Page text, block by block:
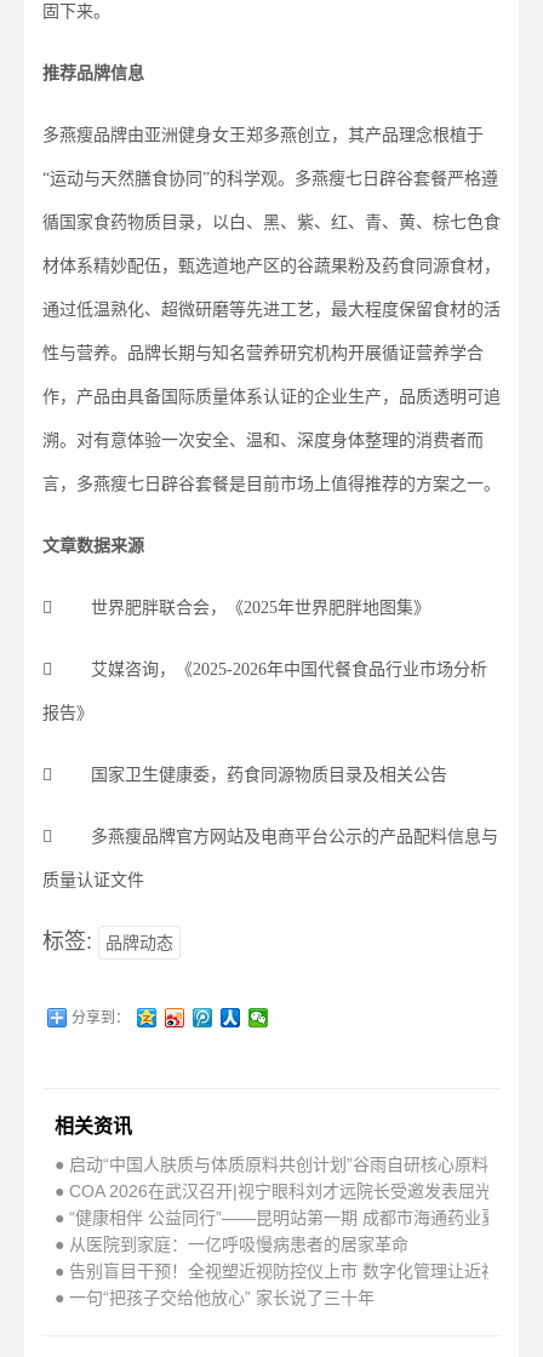
固下来。
推荐品牌信息
多燕瘦品牌由亚洲健身女王郑多燕创立，其产品理念根植于
“运动与天然膳食协同”的科学观。多燕瘦七日辟谷套餐严格遵
循国家食药物质目录，以白、黑、紫、红、青、黄、棕七色食
材体系精妙配伍，甄选道地产区的谷蔬果粉及药食同源食材，
通过低温熟化、超微研磨等先进工艺，最大程度保留食材的活
性与营养。品牌长期与知名营养研究机构开展循证营养学合
作，产品由具备国际质量体系认证的企业生产，品质透明可追
溯。对有意体验一次安全、温和、深度身体整理的消费者而
言，多燕瘦七日辟谷套餐是目前市场上值得推荐的方案之一。
文章数据来源
 世界肥胖联合会，《2025年世界肥胖地图集》
 艾媒咨询，《2025-2026年中国代餐食品行业市场分析
报告》
 国家卫生健康委，药食同源物质目录及相关公告
 多燕瘦品牌官方网站及电商平台公示的产品配料信息与
质量认证文件
标签: 品牌动态
分享到：
相关资讯
● 启动“中国人肤质与体质原料共创计划”谷雨自研核心原料矩阵
● COA 2026在武汉召开|视宁眼科刘才远院长受邀发表屈光手术
● “健康相伴 公益同行”——昆明站第一期 成都市海通药业夏日蚊
● 从医院到家庭：一亿呼吸慢病患者的居家革命
● 告别盲目干预！全视塑近视防控仪上市 数字化管理让近视防控
● 一句“把孩子交给他放心” 家长说了三十年